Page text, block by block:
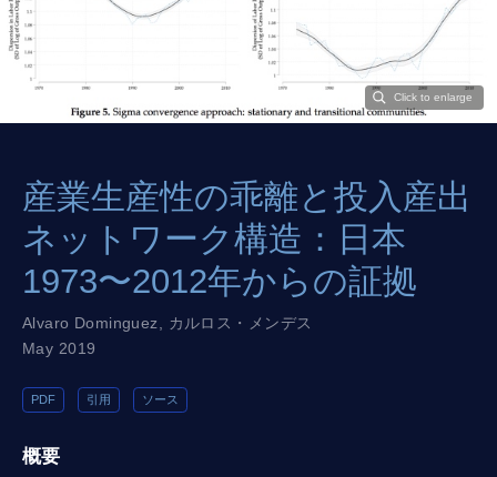
産業生産性の乖離と投入産出
ネットワーク構造：日本
1973〜2012年からの証拠
Alvaro Dominguez
カルロス・メンデス
May 2019
PDF 引用 ソース
概要